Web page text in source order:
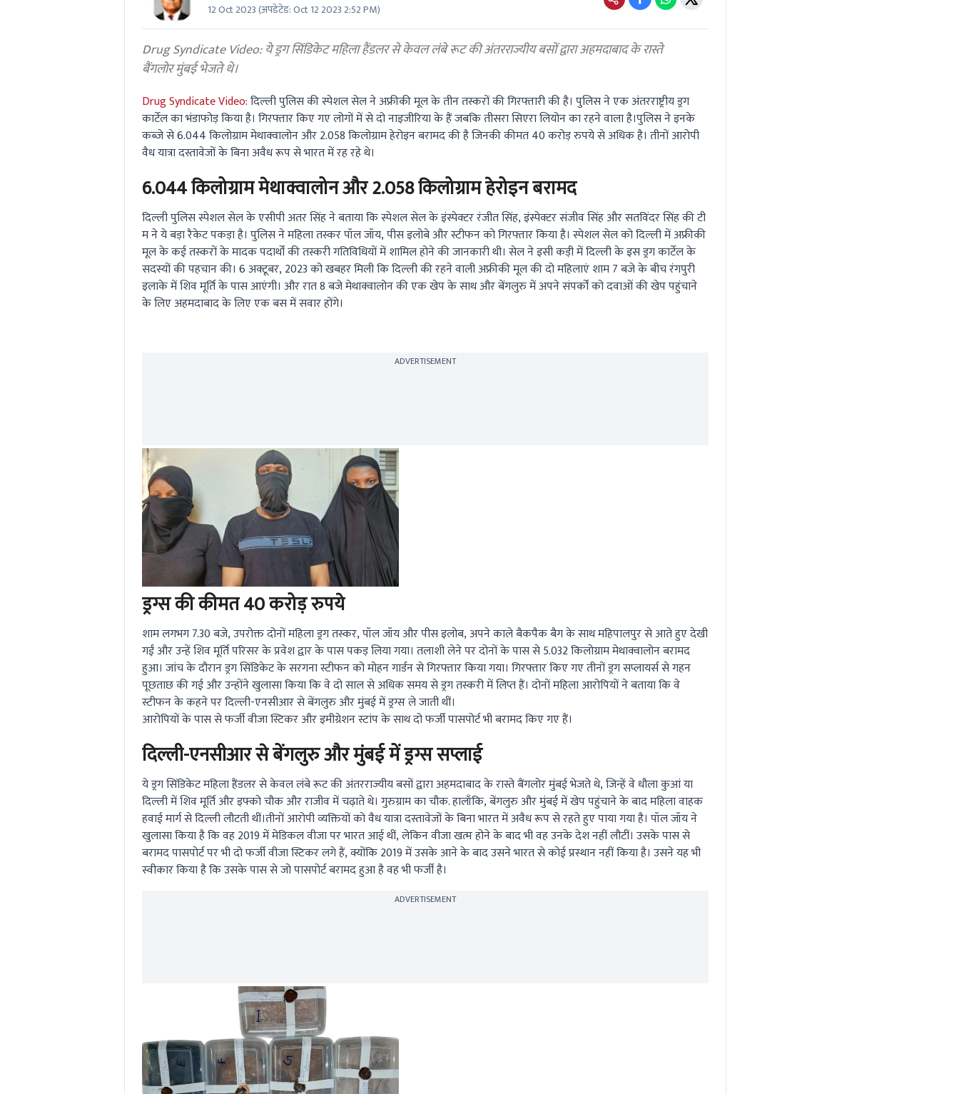
secondsVolume
0%
12 Oct 2023(अपडेटेड:Oct 12 2023 2:52 PM)
Drug Syndicate Video: ये ड्रग सिंडिकेट महिला हैंडलर से केवल लंबे रूट की अंतरराज्यीय बसों द्वारा अहमदाबाद के रास्ते
बैंगलोर मुंबई भेजते थे।
Drug Syndicate Video:दिल्ली पुलिस की स्पेशल सेल ने अफ्रीकी मूल के तीन तस्करों की गिरफ्तारी की है। पुलिस ने एक अंतरराष्ट्रीय ड्रग
कार्टेल का भंडाफोड़ किया है। गिरफ्तार किए गए लोगों में से दो नाइजीरिया के हैं जबकि तीसरा सिएरा लियोन का रहने वाला है।पुलिस ने इनके
कब्जे से 6.044 किलोग्राम मेथाक्वालोन और 2.058 किलोग्राम हेरोइन बरामद की है जिनकी कीमत 40 करोड़ रुपये से अधिक है। तीनों आरोपी
वैध यात्रा दस्तावेजों के बिना अवैध रूप से भारत में रह रहे थे।
6.044 किलोग्राम मेथाक्वालोन और 2.058 किलोग्राम हेरोइन बरामद
दिल्ली पुलिस स्पेशल सेल के एसीपी अतर सिंह ने बताया कि स्पेशल सेल के इंस्पेक्टर रंजीत सिंह, इंस्पेक्टर संजीव सिंह और सतविंदर सिंह की टी
म ने ये बड़ा रैकेट पकड़ा है। पुलिस ने महिला तस्कर पॉल जॉय, पीस इलोबे और स्टीफन को गिरफ्तार किया है। स्पेशल सेल को दिल्ली में अफ्रीकी
मूल के कई तस्करों के मादक पदार्थों की तस्करी गतिविधियों में शामिल होने की जानकारी थी। सेल ने इसी कड़ी में दिल्ली के इस ड्रग कार्टेल के
सदस्यों की पहचान की। 6 अक्टूबर, 2023 को खबहर मिली कि दिल्ली की रहने वाली अफ्रीकी मूल की दो महिलाएं शाम 7 बजे के बीच रंगपुरी
इलाके में शिव मूर्ति के पास आएंगी। और रात 8 बजे मेथाक्वालोन की एक खेप के साथ और बेंगलुरु में अपने संपर्कों को दवाओं की खेप पहुंचाने
के लिए अहमदाबाद के लिए एक बस में सवार होंगे।
ADVERTISEMENT
ड्रग्स की कीमत 40 करोड़ रुपये
शाम लगभग 7.30 बजे, उपरोक्त दोनों महिला ड्रग तस्कर, पॉल जॉय और पीस इलोब, अपने काले बैकपैक बैग के साथ महिपालपुर से आते हुए देखी
गईं और उन्हें शिव मूर्ति परिसर के प्रवेश द्वार के पास पकड़ लिया गया। तलाशी लेने पर दोनों के पास से 5.032 किलोग्राम मेथाक्वालोन बरामद
हुआ। जांच के दौरान ड्रग सिंडिकेट के सरगना स्टीफन को मोहन गार्डन से गिरफ्तार किया गया। गिरफ्तार किए गए तीनों ड्रग सप्लायर्स से गहन
पूछताछ की गई और उन्होंने खुलासा किया कि वे दो साल से अधिक समय से ड्रग तस्करी में लिप्त हैं। दोनों महिला आरोपियों ने बताया कि वे
स्टीफन के कहने पर दिल्ली-एनसीआर से बेंगलुरु और मुंबई में ड्रग्स ले जाती थीं।
आरोपियों के पास से फर्जी वीजा स्टिकर और इमीग्रेशन स्टांप के साथ दो फर्जी पासपोर्ट भी बरामद किए गए हैं।
दिल्ली-एनसीआर से बेंगलुरु और मुंबई में ड्रग्स सप्लाई
ये ड्रग सिंडिकेट महिला हैंडलर से केवल लंबे रूट की अंतरराज्यीय बसों द्वारा अहमदाबाद के रास्ते बैंगलोर मुंबई भेजते थे, जिन्हें वे धौला कुआं या
दिल्ली में शिव मूर्ति और इफ्को चौक और राजीव में चढ़ाते थे। गुरुग्राम का चौक. हालाँकि, बेंगलुरु और मुंबई में खेप पहुंचाने के बाद महिला वाहक
हवाई मार्ग से दिल्ली लौटती थीं।तीनों आरोपी व्यक्तियों को वैध यात्रा दस्तावेजों के बिना भारत में अवैध रूप से रहते हुए पाया गया है। पॉल जॉय ने
खुलासा किया है कि वह 2019 में मेडिकल वीजा पर भारत आई थीं, लेकिन वीजा खत्म होने के बाद भी वह उनके देश नहीं लौटीं। उसके पास से
बरामद पासपोर्ट पर भी दो फर्जी वीजा स्टिकर लगे हैं, क्योंकि 2019 में उसके आने के बाद उसने भारत से कोई प्रस्थान नहीं किया है। उसने यह भी
स्वीकार किया है कि उसके पास से जो पासपोर्ट बरामद हुआ है वह भी फर्जी है।
ADVERTISEMENT